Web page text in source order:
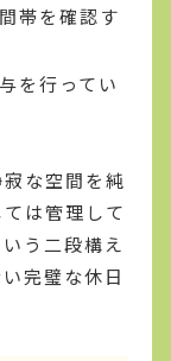
帯を確認す
を行ってい
な空間を純
は管理して
う二段構え
完璧な休日